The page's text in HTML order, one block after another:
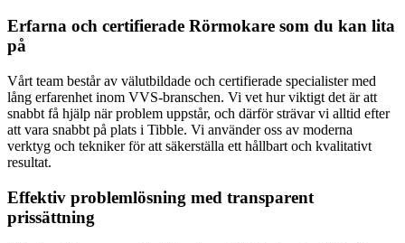
Erfarna och certifierade Rörmokare som du kan lita
på
Vårt team består av välutbildade och certifierade specialister med
lång erfarenhet inom VVS-branschen. Vi vet hur viktigt det är att
snabbt få hjälp när problem uppstår, och därför strävar vi alltid efter
att vara snabbt på plats i Tibble. Vi använder oss av moderna
verktyg och tekniker för att säkerställa ett hållbart och kvalitativt
resultat.
Effektiv problemlösning med transparent
prissättning